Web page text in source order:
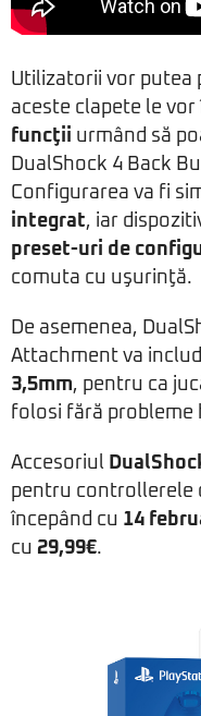
Utilizatorii vor putea
aceste clapete le
funcţii urmând să
DualShock 4 Back
Configurarea va fi
integrat, iar
preset-uri de
comuta cu uşurinţă.
De asemenea,
Attachment va
3,5mm, pentru ca
folosi fără probleme
Accesoriul
pentru controllerele
începând cu 14
cu 29,99€.